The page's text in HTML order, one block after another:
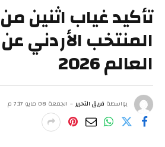
تأكيد غياب اثنين
المنتخب الأردني
العالم 2026
بواسطة فريق التحرير الجمعة 08 مايو 7:17 م